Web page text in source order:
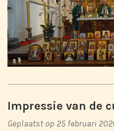
Impressie van de
Geplaatst op 25 februari